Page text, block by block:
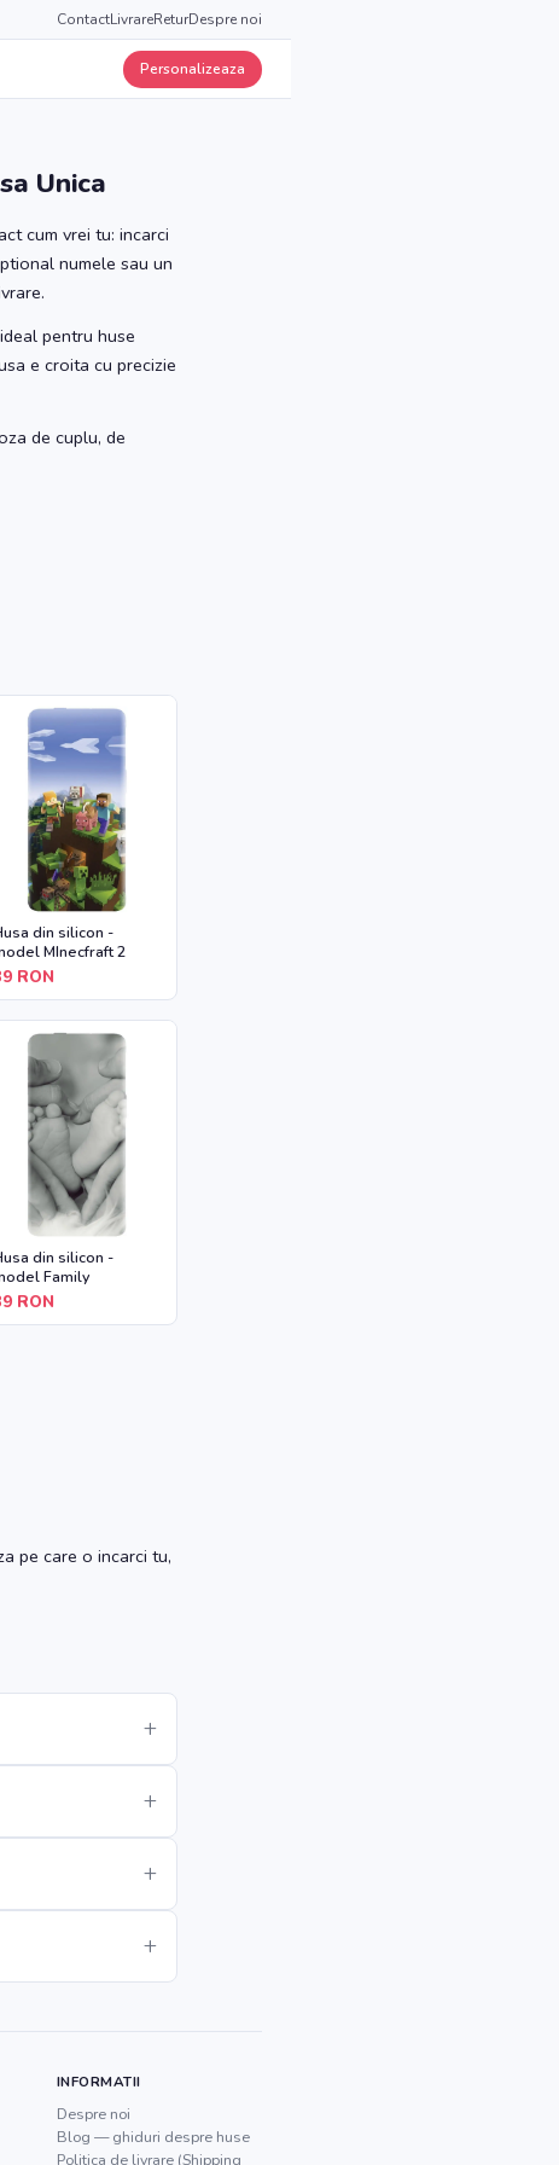
ContactLivrareReturDespre noi
Personalizeaza
Unica
cum vrei tu: incarci
numele sau un
pentru huse
e croita cu precizie
de cuplu, de
din silicon -
MInecfraft 2
RON
din silicon -
Family
RON
pe care o incarci tu,
INFORMATII
Despre noi
Blog — ghiduri despre huse
Politica de livrare (Shipping